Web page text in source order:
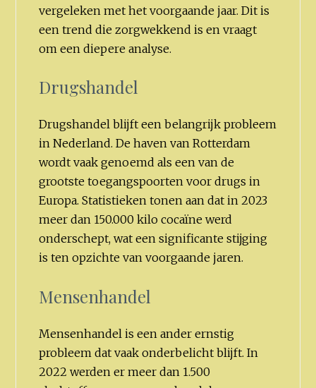
vergeleken met het voorgaande jaar. Dit is
een trend die zorgwekkend is en vraagt
om een diepere analyse.
Drugshandel
Drugshandel blijft een belangrijk probleem
in Nederland. De haven van Rotterdam
wordt vaak genoemd als een van de
grootste toegangspoorten voor drugs in
Europa. Statistieken tonen aan dat in 2023
meer dan 150.000 kilo cocaïne werd
onderschept, wat een significante stijging
is ten opzichte van voorgaande jaren.
Mensenhandel
Mensenhandel is een ander ernstig
probleem dat vaak onderbelicht blijft. In
2022 werden er meer dan 1.500